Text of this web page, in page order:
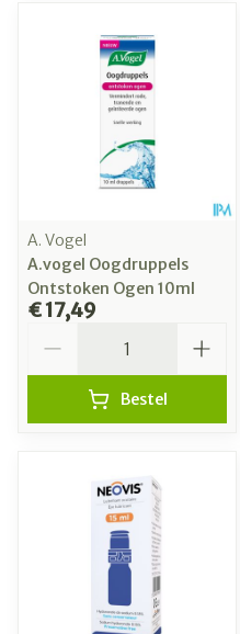
A. Vogel
A.vogel Oogdruppels
Ontstoken Ogen 10ml
€ 17,49
Bestel